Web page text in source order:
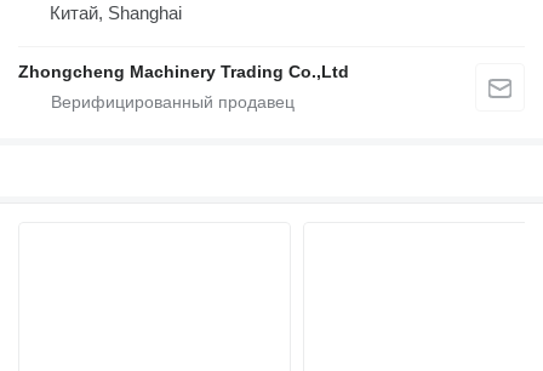
Китай, Shanghai
Zhongcheng Machinery Trading Co.,Ltd